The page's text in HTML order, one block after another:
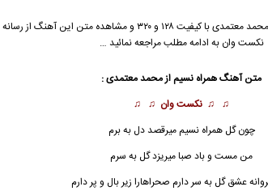
محمد معتمدی
با کیفیت ۱۲۸ و ۳۲۰ و مشاهده متن این آهنگ از
نکست وان به ادامه مطلب مراجعه نمائید …
متن آهنگ همراه نسیم ازمحمد معتمدی:
♫ ♫ نکست وان ♫ ♫
چون گلهمراه نسیممیرقصد دل به برم
من مست و باد صبا میریزد گل به سرم
عشق گل به سر دارم صحراهارا زیر بال و پر دارم